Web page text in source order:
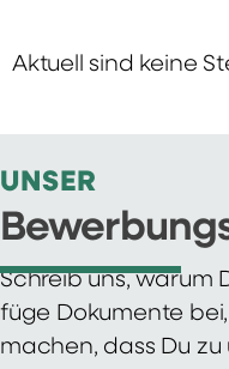
Aktuell sind keine
UNSER
Schreib uns, warum
füge Dokumente
machen, dass Du zu